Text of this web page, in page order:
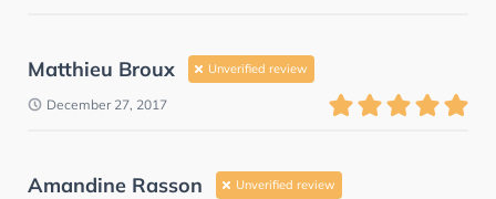
Matthieu Broux Unverified review
December 27, 2017
Amandine Rasson Unverified review